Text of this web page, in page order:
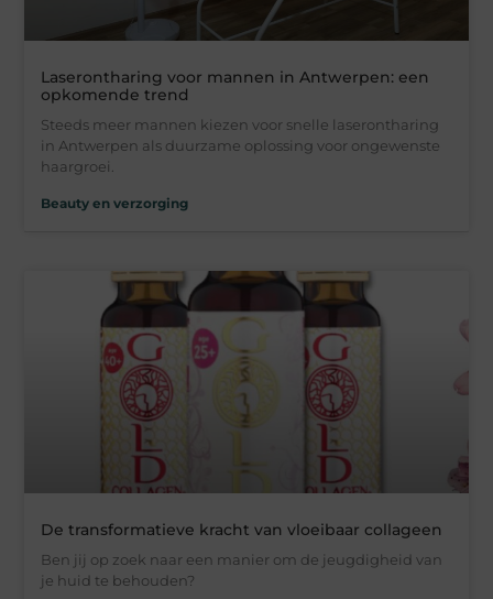
Laserontharing voor mannen in Antwerpen: een
opkomende trend
Steeds meer mannen kiezen voor snelle laserontharing
in Antwerpen als duurzame oplossing voor ongewenste
haargroei.
Beauty en verzorging
De transformatieve kracht van vloeibaar collageen
Ben jij op zoek naar een manier om de jeugdigheid van
je huid te behouden?